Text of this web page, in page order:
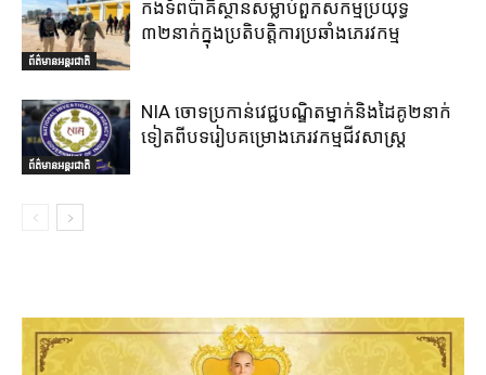
ព័ត៌មានអន្តរជាតិ
កងទ័ពប៉ាគីស្ថានសម្លាប់ពួកសកម្មប្រយុទ្ធ
៣២នាក់ក្នុងប្រតិបត្តិការប្រឆាំងភេរវកម្ម
ព័ត៌មានអន្តរជាតិ
NIA ចោទប្រកាន់វេជ្ជបណ្ឌិតម្នាក់និងដៃគូ២នាក់
ទៀតពីបទរៀបគម្រោងភេរវកម្មជីវសាស្ត្រ